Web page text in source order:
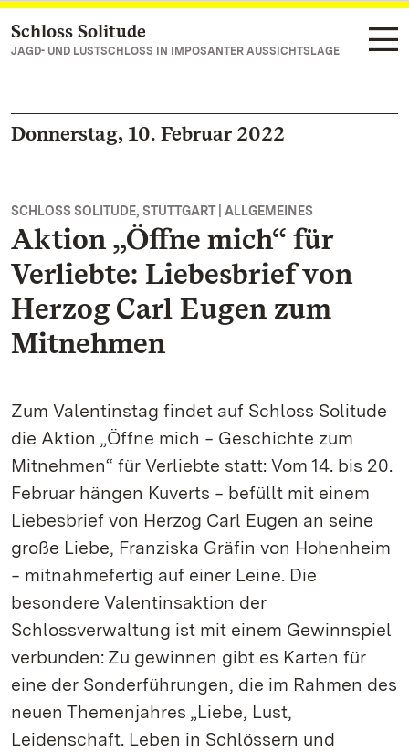
Zum Hauptinhalt springen
Schloss Solitude
JAGD- UND LUSTSCHLOSS IN IMPOSANTER AUSSICHTSLAGE
Donnerstag, 10. Februar 2022
SCHLOSS SOLITUDE, STUTTGART | ALLGEMEINES
Aktion „Öffne mich“ für
Verliebte: Liebesbrief von
Herzog Carl Eugen zum
Mitnehmen
Zum Valentinstag findet auf Schloss Solitude
die Aktion „Öffne mich ‒ Geschichte zum
Mitnehmen“ für Verliebte statt: Vom 14. bis 20.
Februar hängen Kuverts ‒ befüllt mit einem
Liebesbrief von Herzog Carl Eugen an seine
große Liebe, Franziska Gräfin von Hohenheim
‒ mitnahmefertig auf einer Leine. Die
besondere Valentinsaktion der
Schlossverwaltung ist mit einem Gewinnspiel
verbunden: Zu gewinnen gibt es Karten für
eine der Sonderführungen, die im Rahmen des
neuen Themenjahres „Liebe, Lust,
Leidenschaft. Leben in Schlössern und